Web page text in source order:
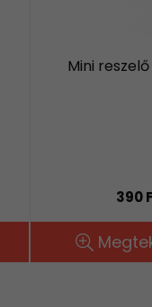
Mini
390